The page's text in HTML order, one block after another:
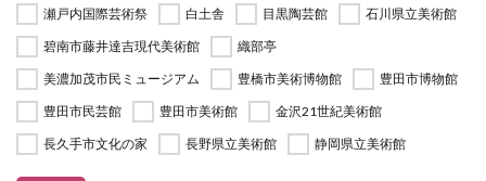
瀬戸内国際芸術祭
白土舎 目黒陶芸館
石川県立美術館
碧南市藤井達吉現代美術館
織部亭
美濃加茂市民ミュージアム
豊橋市美術博物館
豊田市博物館
豊田市民芸館
豊田市美術館
金沢21世紀美術館
長久手市文化の家
長野県立美術館 静岡県立美術館